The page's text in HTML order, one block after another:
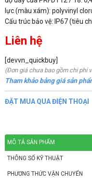
lực (màu xám): polyvinyl
Cấu trúc bảo vệ: IP67 (tiêu
Liên hệ
[devvn_quickbuy]
(Đơn giá chưa bao gồm chi phí
Tham khảo bảng giá sản
ĐẶT MUA QUA ĐIỆN THOẠI
MÔ TẢ SẢN PHẨM
THÔNG SỐ KỸ THUẬT
PHƯƠNG THỨC VẬN CHUYỂN